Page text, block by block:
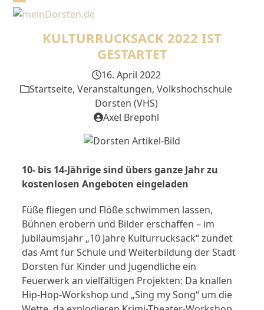
SkipOpen
mobile
Close
mobileKULTURRUCKSACK 2022 IST
GESTARTET
16. April 2022
Startseite, Veranstaltungen, Volkshochschule
Dorsten (VHS)
Axel Brepohl
10- bis 14-Jährige sind übers ganze Jahr zu
kostenlosen Angeboten eingeladen
Füße fliegen und Flöße schwimmen lassen,
Bühnen erobern und Bilder erschaffen – im
Jubiläumsjahr „10 Jahre Kulturrucksack“ zündet
das Amt für Schule und Weiterbildung der Stadt
Dorsten für Kinder und Jugendliche ein
Feuerwerk an vielfältigen Projekten: Da knallen
Hip-Hop-Workshop und „Sing my Song“ um die